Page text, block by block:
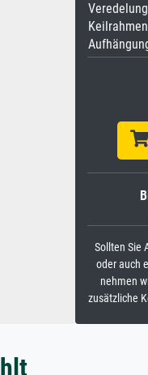
Veredelung
Keilrahmen
Sollten Sie
oder auch
nehmen
zusätzliche